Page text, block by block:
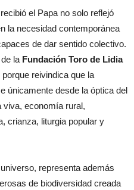
el Papa no solo reflejó
la necesidad contemporánea
de dar sentido colectivo.
la Fundación Toro de Lidia
reivindica que la
únicamente desde la óptica del
viva, economía rural,
crianza, liturgia popular y
representa además
de biodiversidad creada